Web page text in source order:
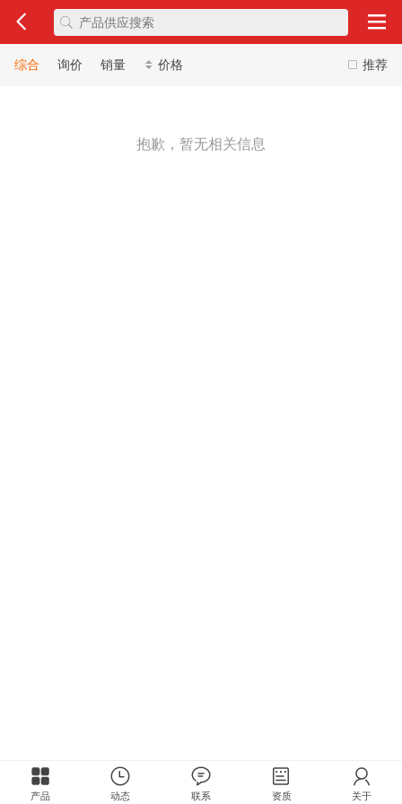
推荐
综合 询价 销量 价格
抱歉，暂无相关信息
产品 动态 联系 资质 关于